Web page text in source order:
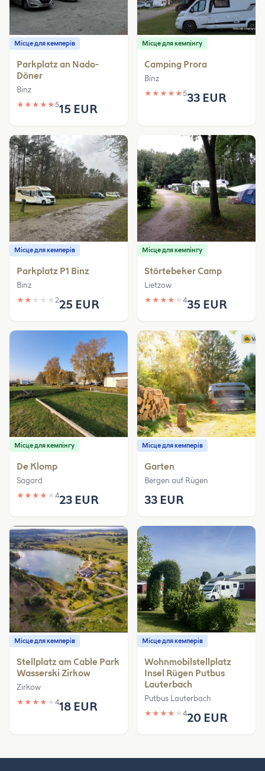
Місце для кемперів
Parkplatz an Nado-
Döner
Binz
★ ★ ★ ★ ★515 EUR
Місце для кемпінгу
Camping Prora
Binz
★ ★ ★ ★ ★533 EUR
Місце для кемперів
Parkplatz P1 Binz
Binz
★ ★ ★ ★ ★ 225 EUR
Місце для кемпінгу
Störtebeker Camp
Lietzow
★ ★ ★ ★ ★ 435 EUR
Місце для кемпінгу
De Klomp
Sagard
★ ★ ★ ★ ★ 423 EUR
Місце для кемперів
Garten
Bergen auf Rügen
33 EUR
Місце для кемперів
Stellplatz am Cable Park
Wasserski Zirkow
Zirkow
★ ★ ★ ★ ★ 418 EUR
Місце для кемперів
Wohnmobilstellplatz
Insel Rügen Putbus
Lauterbach
Putbus Lauterbach
★ ★ ★ ★ ★ 420 EUR